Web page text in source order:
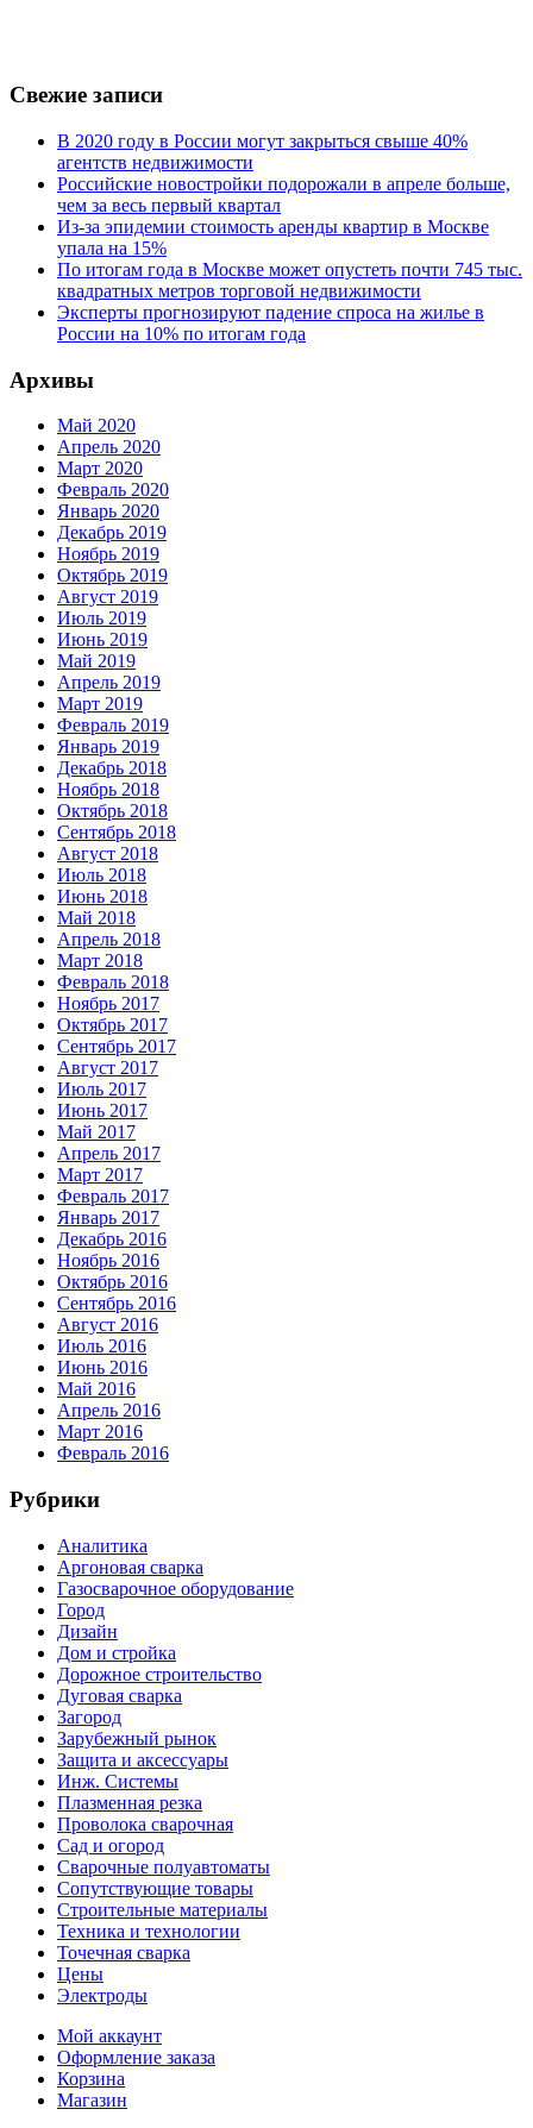
Свежие записи
В 2020 году в России могут закрыться свыше 40%
агентств недвижимости
Российские новостройки подорожали в апреле больше,
чем за весь первый квартал
Из-за эпидемии стоимость аренды квартир в Москве
упала на 15%
По итогам года в Москве может опустеть почти 745 тыс.
квадратных метров торговой недвижимости
Эксперты прогнозируют падение спроса на жилье в
России на 10% по итогам года
Архивы
Май 2020
Апрель 2020
Март 2020
Февраль 2020
Январь 2020
Декабрь 2019
Ноябрь 2019
Октябрь 2019
Август 2019
Июль 2019
Июнь 2019
Май 2019
Апрель 2019
Март 2019
Февраль 2019
Январь 2019
Декабрь 2018
Ноябрь 2018
Октябрь 2018
Сентябрь 2018
Август 2018
Июль 2018
Июнь 2018
Май 2018
Апрель 2018
Март 2018
Февраль 2018
Ноябрь 2017
Октябрь 2017
Сентябрь 2017
Август 2017
Июль 2017
Июнь 2017
Май 2017
Апрель 2017
Март 2017
Февраль 2017
Январь 2017
Декабрь 2016
Ноябрь 2016
Октябрь 2016
Сентябрь 2016
Август 2016
Июль 2016
Июнь 2016
Май 2016
Апрель 2016
Март 2016
Февраль 2016
Рубрики
Аналитика
Аргоновая сварка
Газосварочное оборудование
Город
Дизайн
Дом и стройка
Дорожное строительство
Дуговая сварка
Загород
Зарубежный рынок
Защита и аксессуары
Инж. Системы
Плазменная резка
Проволока сварочная
Сад и огород
Сварочные полуавтоматы
Сопутствующие товары
Строительные материалы
Техника и технологии
Точечная сварка
Цены
Электроды
Мой аккаунт
Оформление заказа
Корзина
Магазин